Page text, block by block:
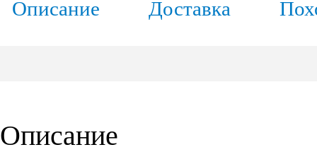
Описание Доставка
Описание